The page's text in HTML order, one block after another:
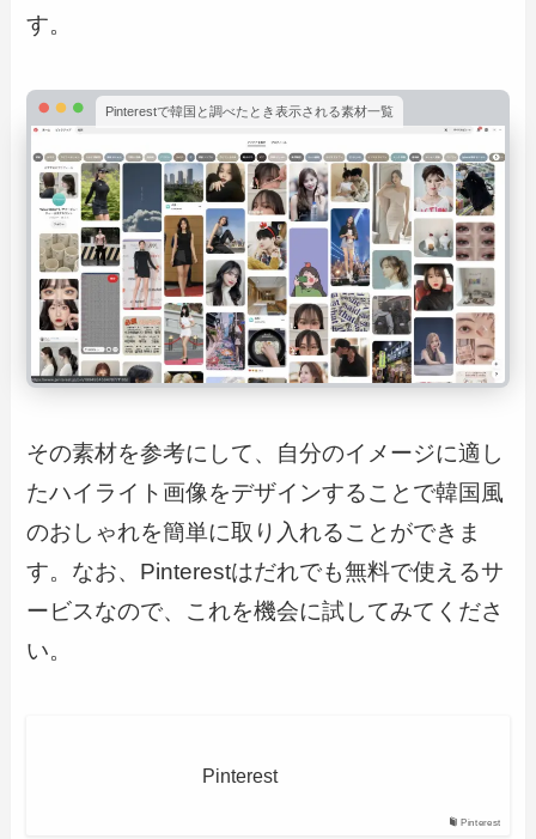
す。
Pinterestで韓国と調べたとき表示される素材一覧
その素材を参考にして、自分のイメージに適し
たハイライト画像をデザインすることで韓国風
のおしゃれを簡単に取り入れることができま
す。なお、Pinterestはだれでも無料で使えるサ
ービスなので、これを機会に試してみてくださ
い。
Pinterest
Pinterest